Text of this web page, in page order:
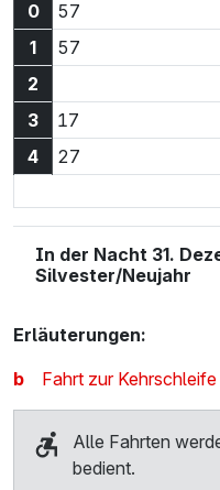
0
57
1
57
2
3
17
4
27
In der Nacht 31.
Silvester/Neujahr
Erläuterungen:
b
Fahrt zur
Alle Fahrten
bedient.